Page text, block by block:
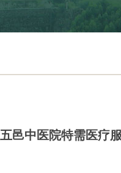
五邑中医院特需医疗